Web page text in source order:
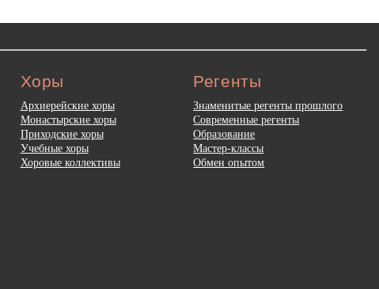
Хоры
Архиерейские хоры
Монастырские хоры
Приходские хоры
Учебные хоры
Хоровые коллективы
Регенты
Знаменитые регенты прошлого
Современные регенты
Образование
Мастер-классы
Обмен опытом